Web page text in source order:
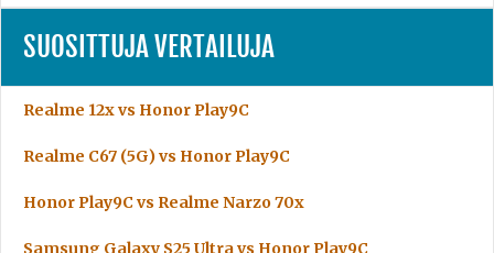
SUOSITTUJA VERTAILUJA
Realme 12x vs Honor Play9C
Realme C67 (5G) vs Honor Play9C
Honor Play9C vs Realme Narzo 70x
Samsung Galaxy S25 Ultra vs Honor Play9C